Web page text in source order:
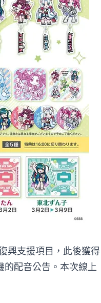
興支援項目，此後獲得
配音公告。本次線上